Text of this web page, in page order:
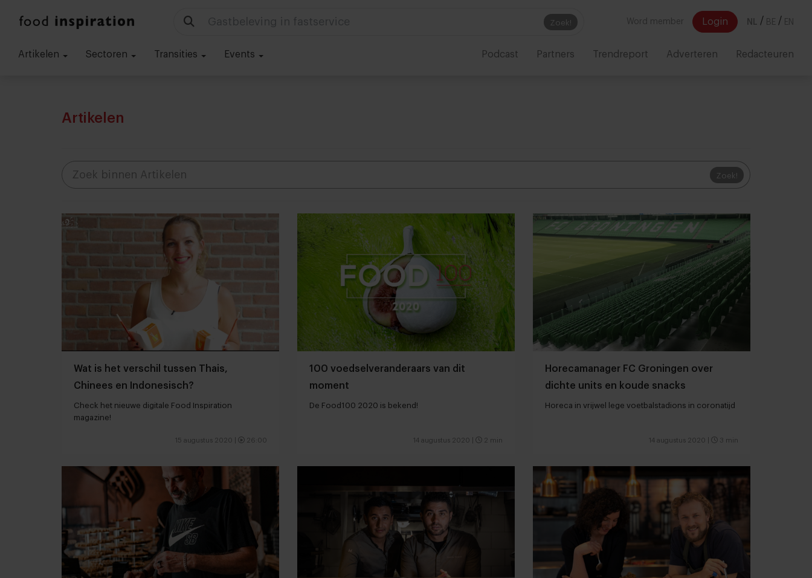
Zoek!
Technologie in foodservice Word member Login NL / BE / EN
Artikelen Sectoren Transities Events Podcast Partners Trendreport Adverteren Redacteuren
Artikelen
Zoek!
Wat is het verschil tussen Thais,
Chinees en Indonesisch?
Check het nieuwe digitale Food Inspiration
magazine!
15 augustus 2020 26:00
100 voedselveranderaars van dit
moment
De Food100 2020 is bekend!
14 augustus 2020 2 min
Horecamanager FC Groningen over
dichte units en koude snacks
Horeca in vrijwel lege voetbalstadions in coronatijd
14 augustus 2020 3 min